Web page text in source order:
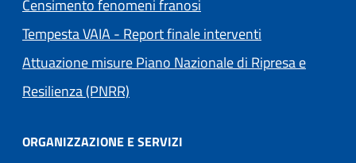
Censimento fenomeni franosi
Tempesta VAIA - Report finale interventi
Attuazione misure Piano Nazionale di Ripresa e
Resilienza (PNRR)
ORGANIZZAZIONE E SERVIZI